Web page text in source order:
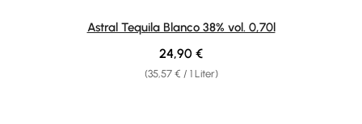
Astral Tequila Blanco 38% vol. 0,70l
(35,57 € / 1 Liter)
Regulärer Preis:
24,90 €